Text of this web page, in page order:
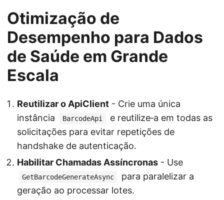
Otimização de
Desempenho para Dados
de Saúde em Grande
Escala
Reutilizar o ApiClient - Crie uma única
instância
BarcodeApi
e reutilize‑a em todas as
solicitações para evitar repetições de
handshake de autenticação.
Habilitar Chamadas Assíncronas - Use
GetBarcodeGenerateAsync
para paralelizar a
geração ao processar lotes.